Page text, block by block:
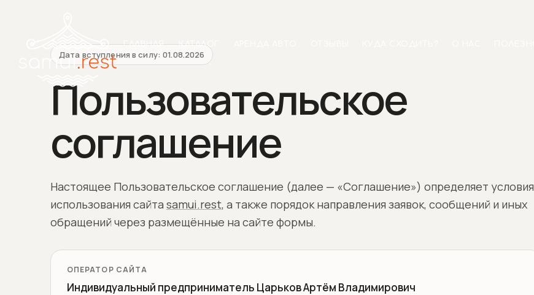
ГЛАВНАЯ КАТАЛОГ
Дата вступления в силу: 01.08.2026
Пользовательское
соглашение
Настоящее Пользовательское соглашение (далее — «Соглашение») определяет условия
использования сайта samui.rest, а также порядок направления заявок, сообщений и иных
обращений через размещённые на сайте формы.
ОПЕРАТОР САЙТА
Индивидуальный предприниматель Царьков Артём Владимирович